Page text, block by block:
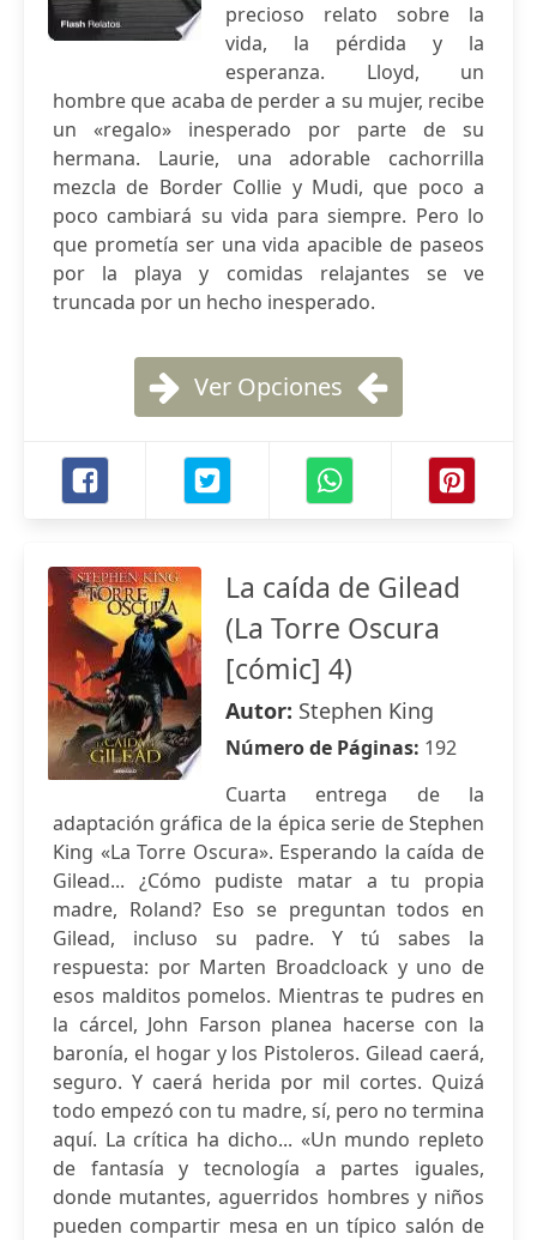
precioso relato sobre la
vida, la pérdida y la
esperanza. Lloyd, un
hombre que acaba de perder a su mujer, recibe
un «regalo» inesperado por parte de su
hermana. Laurie, una adorable cachorrilla
mezcla de Border Collie y Mudi, que poco a
poco cambiará su vida para siempre. Pero lo
que prometía ser una vida apacible de paseos
por la playa y comidas relajantes se ve
truncada por un hecho inesperado.
Ver Opciones
La caída de Gilead
(La Torre Oscura
[cómic] 4)
Autor: Stephen King
Número de Páginas: 192
Cuarta entrega de la
adaptación gráfica de la épica serie de Stephen
King «La Torre Oscura». Esperando la caída de
Gilead... ¿Cómo pudiste matar a tu propia
madre, Roland? Eso se preguntan todos en
Gilead, incluso su padre. Y tú sabes la
respuesta: por Marten Broadcloack y uno de
esos malditos pomelos. Mientras te pudres en
la cárcel, John Farson planea hacerse con la
baronía, el hogar y los Pistoleros. Gilead caerá,
seguro. Y caerá herida por mil cortes. Quizá
todo empezó con tu madre, sí, pero no termina
aquí. La crítica ha dicho... «Un mundo repleto
de fantasía y tecnología a partes iguales,
donde mutantes, aguerridos hombres y niños
pueden compartir mesa en un típico salón de